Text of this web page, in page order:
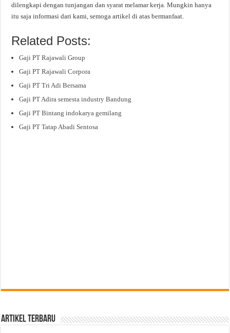
dilengkapi dengan tunjangan dan syarat melamar kerja. Mungkin hanya
itu saja informasi dari kami, semoga artikel di atas bermanfaat.
Related Posts:
Gaji PT Rajawali Group
Gaji PT Rajawali Corpora
Gaji PT Tri Adi Bersama
Gaji PT Adira semesta industry Bandung
Gaji PT Bintang indokarya gemilang
Gaji PT Tatap Abadi Sentosa
Artikel Terbaru